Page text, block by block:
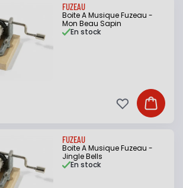
FUZEAU
Boite A Musique Fuzeau -
Mon Beau Sapin
En stock
Ajouter
Ajouter à ma
FUZEAU
Boite A Musique Fuzeau -
Jingle Bells
En stock